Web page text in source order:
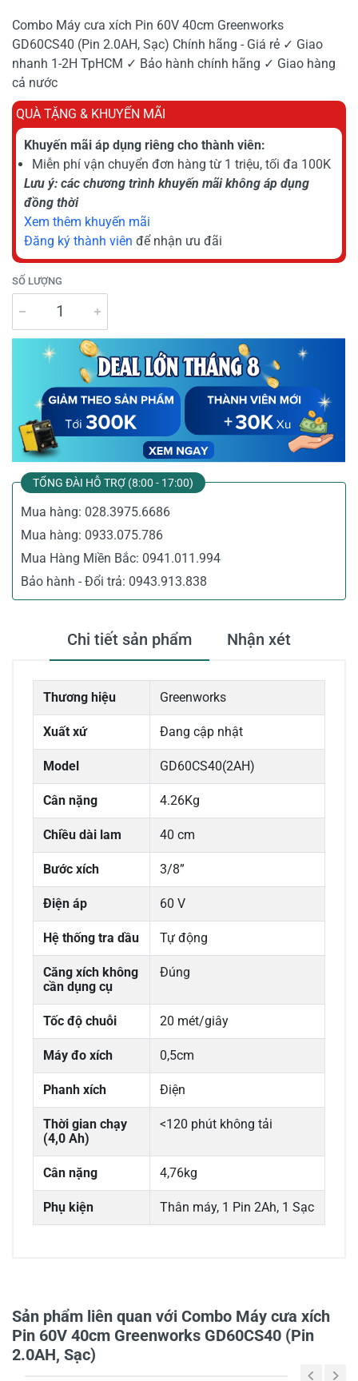
Combo Máy cưa xích Pin 60V 40cm Greenworks
GD60CS40 (Pin 2.0AH, Sạc) Chính hãng - Giá rẻ ✓ Giao
nhanh 1-2H TpHCM ✓ Bảo hành chính hãng ✓ Giao hàng
cả nước
QUÀ TẶNG & KHUYẾN MÃI
Khuyến mãi áp dụng riêng cho thành viên:
Miễn phí vận chuyển đơn hàng từ 1 triệu, tối đa 100K
Lưu ý: các chương trình khuyến mãi không áp dụng
đồng thời
Xem thêm khuyến mãi
Đăng ký thành viên để nhận ưu đãi
SỐ LƯỢNG
TỔNG ĐÀI HỖ TRỢ (8:00 - 17:00)
Mua hàng: 028.3975.6686
Mua hàng: 0933.075.786
Mua Hàng Miền Bắc: 0941.011.994
Bảo hành - Đổi trả: 0943.913.838
Chi tiết sản phẩm Nhận xét
Thương hiệu Greenworks
Xuất xứ Đang cập nhật
Model GD60CS40(2AH)
Cân nặng 4.26Kg
Chiều dài lam 40 cm
Bước xích 3/8”
Điện áp 60 V
Hệ thống tra dầu Tự động
Căng xích không
cần dụng cụ
Đúng
Tốc độ chuỗi 20 mét/giây
Máy đo xích 0,5cm
Phanh xích Điện
Thời gian chạy
(4,0 Ah)
<120 phút không tải
Cân nặng 4,76kg
Phụ kiện Thân máy, 1 Pin 2Ah, 1 Sạc
Sản phẩm liên quan với Combo Máy cưa xích
Pin 60V 40cm Greenworks GD60CS40 (Pin
2.0AH, Sạc)